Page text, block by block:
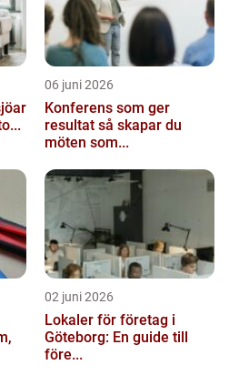
06 juni 2026
Konferens som ger
resultat så skapar du
möten som...
02 juni 2026
Lokaler för företag i
Göteborg: En guide till
före...